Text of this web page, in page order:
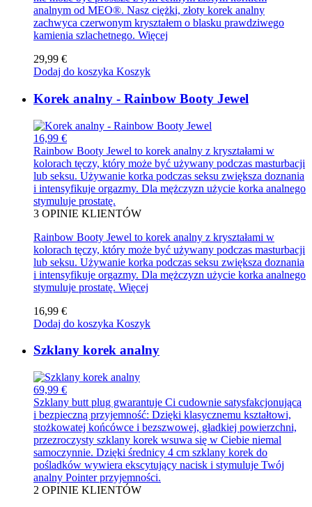
analnym od MEO®. Nasz ciężki, złoty korek analny
zachwyca czerwonym kryształem o blasku prawdziwego
kamienia szlachetnego. Więcej
29,99 €
Dodaj do koszyka Koszyk
Korek analny - Rainbow Booty Jewel
16,99 €
Rainbow Booty Jewel to korek analny z kryształami w
kolorach tęczy, który może być używany podczas masturbacji
lub seksu. Używanie korka podczas seksu zwiększa doznania
i intensyfikuje orgazmy. Dla mężczyzn użycie korka analnego
stymuluje prostatę.
3 OPINIE KLIENTÓW
Rainbow Booty Jewel to korek analny z kryształami w
kolorach tęczy, który może być używany podczas masturbacji
lub seksu. Używanie korka podczas seksu zwiększa doznania
i intensyfikuje orgazmy. Dla mężczyzn użycie korka analnego
stymuluje prostatę. Więcej
16,99 €
Dodaj do koszyka Koszyk
Szklany korek analny
69,99 €
Szklany butt plug gwarantuje Ci cudownie satysfakcjonującą
i bezpieczną przyjemność: Dzięki klasycznemu kształtowi,
stożkowatej końcówce i bezszwowej, gładkiej powierzchni,
przezroczysty szklany korek wsuwa się w Ciebie niemal
samoczynnie. Dzięki średnicy 4 cm szklany korek do
pośladków wywiera ekscytujący nacisk i stymuluje Twój
analny Pointer przyjemności.
2 OPINIE KLIENTÓW